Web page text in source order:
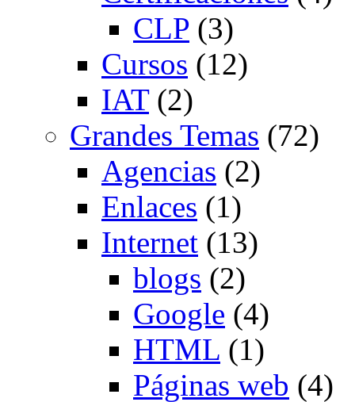
CLP (3)
Cursos (12)
IAT(2)
Grandes Temas (72)
Agencias (2)
Enlaces (1)
Internet (13)
blogs (2)
Google (4)
HTML (1)
Páginas web (4)